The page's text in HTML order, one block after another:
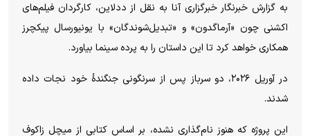
به گزارش خبرنگار خبرگزاری آنا به نقل از ددلاین، کارگردان فیلم‌های
اکشنی چون «آرماگدون» و «تبدیل‌شوندگان» با یونیورسال پیکچرز
همکاری خواهد کرد تا این داستان را به پرده سینما بیاورد.
در آوریل ۲۰۲۶، دو سرباز پس از سرنگونی جنگندهٔ خود نجات داده
شدند.
این پروژه که هنوز نام‌گذاری نشده، بر اساس کتابی از میچل زاکوف